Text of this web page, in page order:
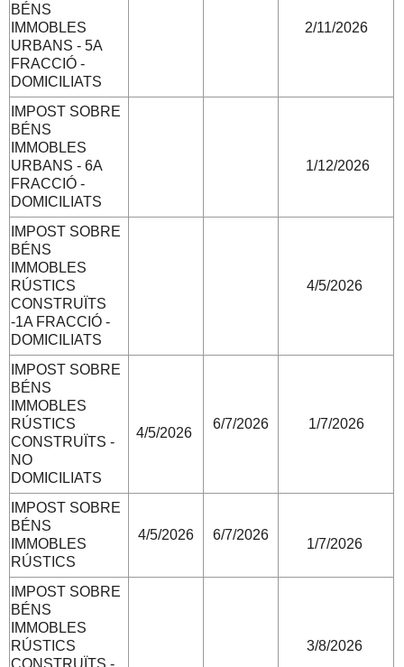
BÉNS
IMMOBLES
URBANS - 5A
FRACCIÓ -
DOMICILIATS
2/11/2026
IMPOST SOBRE
BÉNS
IMMOBLES
URBANS - 6A
FRACCIÓ -
DOMICILIATS
1/12/2026
IMPOST SOBRE
BÉNS
IMMOBLES
RÚSTICS
CONSTRUÏTS
-1A FRACCIÓ -
DOMICILIATS
4/5/2026
IMPOST SOBRE
BÉNS
IMMOBLES
RÚSTICS
CONSTRUÏTS -
NO
DOMICILIATS
4/5/2026
6/7/2026 1/7/2026
IMPOST SOBRE
BÉNS
IMMOBLES
RÚSTICS
4/5/2026 6/7/2026
1/7/2026
IMPOST SOBRE
BÉNS
IMMOBLES
RÚSTICS
CONSTRUÏTS -
3/8/2026